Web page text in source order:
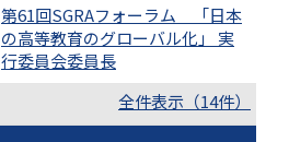
第61回SGRAフォーラム 「日本
の高等教育のグローバル化」 実
行委員会委員長
全件表示（14件）